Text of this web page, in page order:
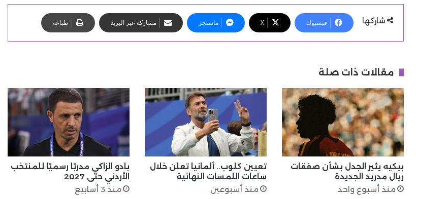
شاركها فيسبوك X ماسنجر مشاركة عبر البريد طباعة
مقالات ذات صلة
بيكيه يثير الجدل بشأن صفقات
ريال مدريد الجديدة
منذ أسبوع واحد
تعيين كلوب.. ألمانيا تعلن خلال
ساعات اللمسات النهائية
منذ أسبوعين
بادو الزاكي مدربًا رسميًا للمنتخب
الأردني حتى 2027
منذ 3 أسابيع